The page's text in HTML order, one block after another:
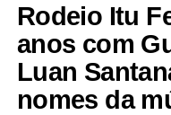
Rodeio Itu
anos com
Luan
nomes da